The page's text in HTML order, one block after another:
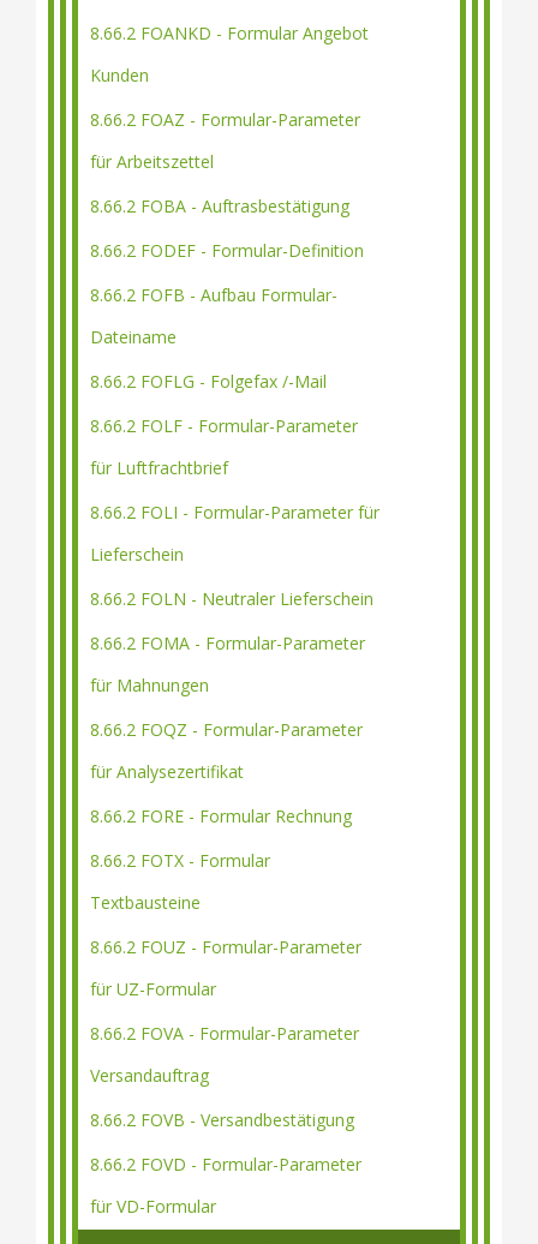
8.66.2 FOANKD - Formular Angebot
Kunden
8.66.2 FOAZ - Formular-Parameter
für Arbeitszettel
8.66.2 FOBA - Auftrasbestätigung
8.66.2 FODEF - Formular-Definition
8.66.2 FOFB - Aufbau Formular-
Dateiname
8.66.2 FOFLG - Folgefax /-Mail
8.66.2 FOLF - Formular-Parameter
für Luftfrachtbrief
8.66.2 FOLI - Formular-Parameter für
Lieferschein
8.66.2 FOLN - Neutraler Lieferschein
8.66.2 FOMA - Formular-Parameter
für Mahnungen
8.66.2 FOQZ - Formular-Parameter
für Analysezertifikat
8.66.2 FORE - Formular Rechnung
8.66.2 FOTX - Formular
Textbausteine
8.66.2 FOUZ - Formular-Parameter
für UZ-Formular
8.66.2 FOVA - Formular-Parameter
Versandauftrag
8.66.2 FOVB - Versandbestätigung
8.66.2 FOVD - Formular-Parameter
für VD-Formular